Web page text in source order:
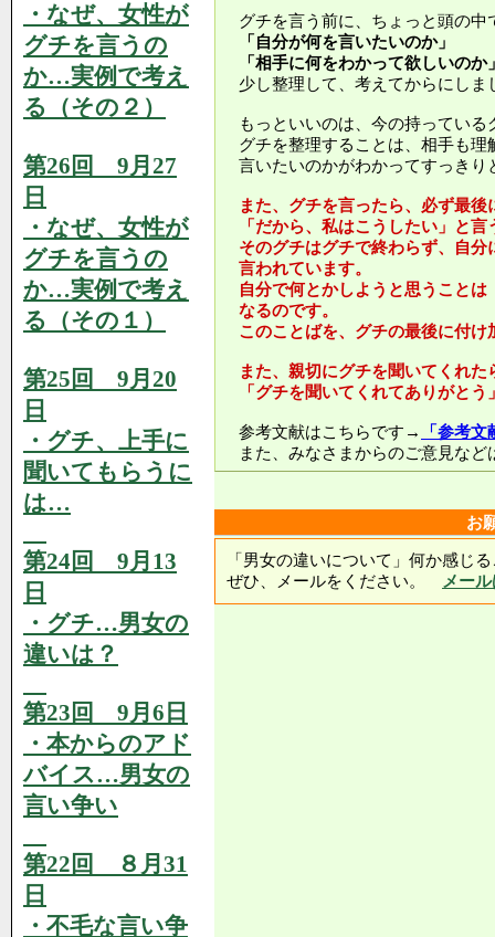
・なぜ、女性が
グチを言うの
か…実例で考え
る（その２）
第26回 9月27
日
・なぜ、女性が
グチを言うの
か…実例で考え
る（その１）
第25回 9月20
日
・グチ、上手に
聞いてもらうに
は…
第24回 9月13
日
・グチ…男女の
違いは？
第23回 9月6日
・本からのアド
バイス…男女の
言い争い
第22回 ８月31
日
・不毛な言い争
グチを言う前に、ちょっと頭の中
「自分が何を言いたいのか」
「相手に何をわかって欲しいのか
少し整理して、考えてからにしま
もっといいのは、今の持っている
グチを整理することは、相手も理
言いたいのかがわかってすっきり
また、グチを言ったら、必ず最後
「だから、私はこうしたい」と言
そのグチはグチで終わらず、自分
言われています。
自分で何とかしようと思うことは
なるのです。
このことばを、グチの最後に付け
また、親切にグチを聞いてくれた
「グチを聞いてくれてありがとう
参考文献はこちらです→
「参考文
また、みなさまからのご意見など
お
「男女の違いについて」何か感じ
ぜひ、メールをください。
メー